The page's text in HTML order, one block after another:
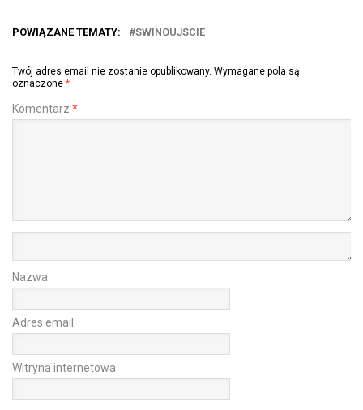
POWIĄZANE TEMATY: SWINOUJSCIE
Twój adres email nie zostanie opublikowany. Wymagane pola są
oznaczone *
Komentarz *
Nazwa
Adres email
Witryna internetowa